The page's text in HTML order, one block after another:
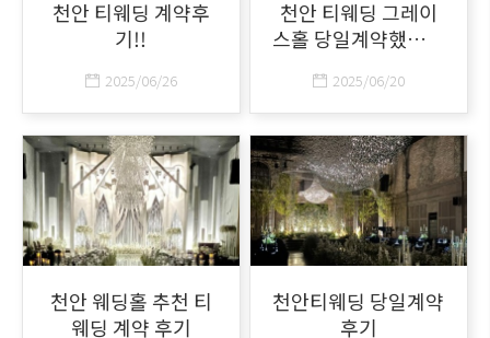
천안 티웨딩 계약후
기!!
2025/06/26
천안 티웨딩 그레이
스홀 당일계약했습니
2025/06/20
천안 웨딩홀 추천 티
웨딩 계약 후기
천안티웨딩 당일계약
후기